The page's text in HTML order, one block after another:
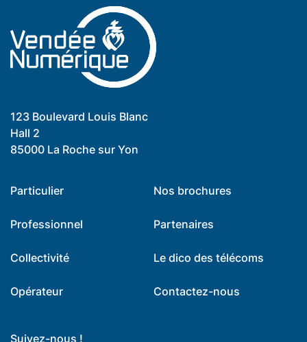
123 Boulevard Louis Blanc
Hall 2
85000 La Roche sur Yon
Particulier Nos brochures
Professionnel Partenaires
Collectivité Le dico des télécoms
Opérateur Contactez-nous
Suivez-nous !